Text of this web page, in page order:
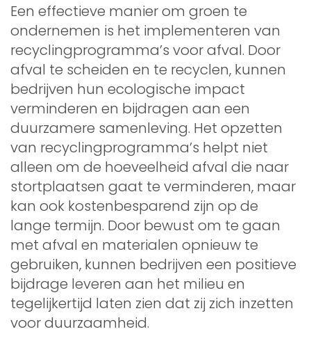
Een effectieve manier om groen te
ondernemen is het implementeren van
recyclingprogramma’s voor afval. Door
afval te scheiden en te recyclen, kunnen
bedrijven hun ecologische impact
verminderen en bijdragen aan een
duurzamere samenleving. Het opzetten
van recyclingprogramma’s helpt niet
alleen om de hoeveelheid afval die naar
stortplaatsen gaat te verminderen, maar
kan ook kostenbesparend zijn op de
lange termijn. Door bewust om te gaan
met afval en materialen opnieuw te
gebruiken, kunnen bedrijven een positieve
bijdrage leveren aan het milieu en
tegelijkertijd laten zien dat zij zich inzetten
voor duurzaamheid.